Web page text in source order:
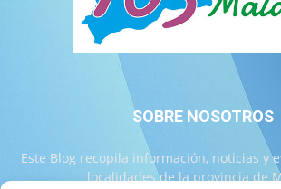
SOBRE NOSOTROS
Este Blog recopila información, noticias y
localidades de la provincia de